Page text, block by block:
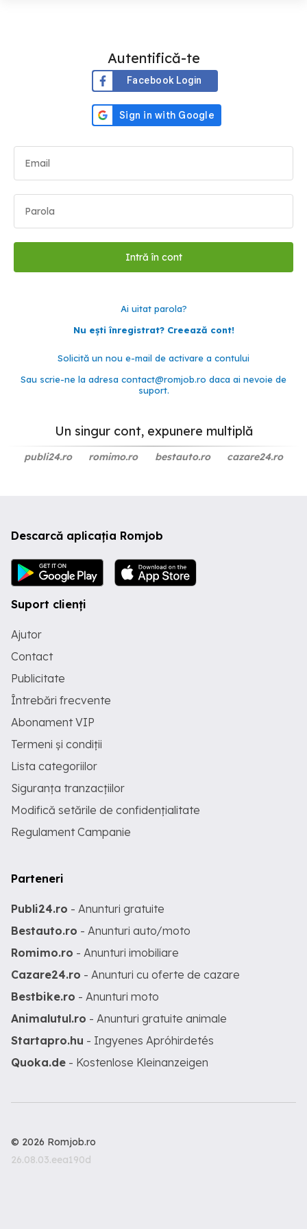
Autentifică-te
Facebook Login
Ai uitat parola?
Nu ești înregistrat? Creează cont!
Solicită un nou e-mail de activare a contului
Sau scrie-ne la adresa contact@romjob.ro daca ai nevoie de
suport.
Un singur cont, expunere multiplă
publi24.ro romimo.ro bestauto.ro cazare24.ro
Descarcă aplicația Romjob
Suport clienți
Ajutor
Contact
Publicitate
Întrebări frecvente
Abonament VIP
Termeni și condiții
Lista categoriilor
Siguranța tranzacțiilor
Modifică setările de confidențialitate
Regulament Campanie
Parteneri
Publi24.ro - Anunturi gratuite
Bestauto.ro - Anunturi auto/moto
Romimo.ro - Anunturi imobiliare
Cazare24.ro - Anunturi cu oferte de cazare
Bestbike.ro - Anunturi moto
Animalutul.ro - Anunturi gratuite animale
Startapro.hu - Ingyenes Apróhirdetés
Quoka.de - Kostenlose Kleinanzeigen
© 2026 Romjob.ro
26.08.03.eea190d